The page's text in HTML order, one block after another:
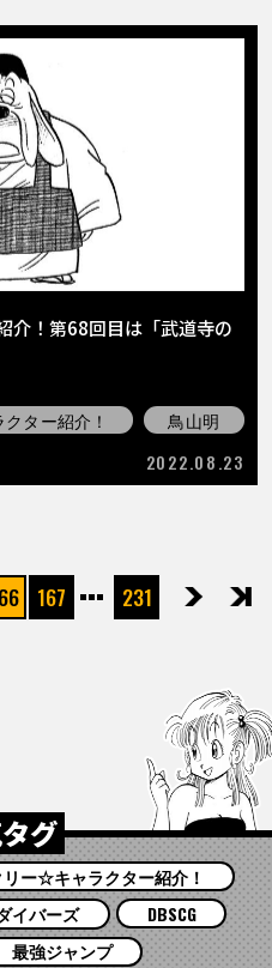
介！第68回目は「武道寺の
ター紹介！
鳥山明
2022.08.23
167 231次へ最後
グ
ー☆キャラクター紹介！
イバーズ
DBSCG
最強ジャンプ